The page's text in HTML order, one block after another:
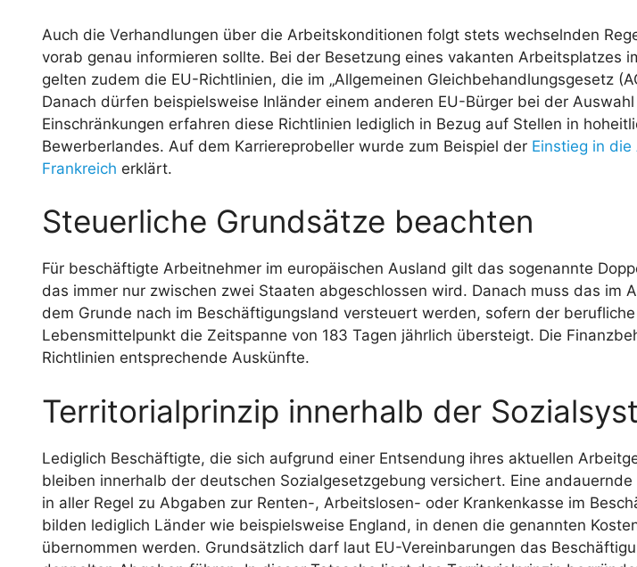
Auch die Verhandlungen über die Arbeitskonditionen folgt stets wechselnden
vorab genau informieren sollte. Bei der Besetzung eines vakanten Arbeitsplatzes
gelten zudem die EU-Richtlinien, die im „Allgemeinen Gleichbehandlungsgesetz
Danach dürfen beispielsweise Inländer einem anderen EU-Bürger bei der
Einschränkungen erfahren diese Richtlinien lediglich in Bezug auf Stellen in
Bewerberlandes. Auf dem Karriereprobeller wurde zum Beispiel der Einstieg in
Frankreich erklärt.
Steuerliche Grundsätze beachten
Für beschäftigte Arbeitnehmer im europäischen Ausland gilt das sogenannte
das immer nur zwischen zwei Staaten abgeschlossen wird. Danach muss das im
dem Grunde nach im Beschäftigungsland versteuert werden, sofern der
Lebensmittelpunkt die Zeitspanne von 183 Tagen jährlich übersteigt. Die
Richtlinien entsprechende Auskünfte.
Territorialprinzip innerhalb der
Lediglich Beschäftigte, die sich aufgrund einer Entsendung ihres aktuellen
bleiben innerhalb der deutschen Sozialgesetzgebung versichert. Eine
in aller Regel zu Abgaben zur Renten-, Arbeitslosen- oder Krankenkasse im
bilden lediglich Länder wie beispielsweise England, in denen die genannten
übernommen werden. Grundsätzlich darf laut EU-Vereinbarungen das